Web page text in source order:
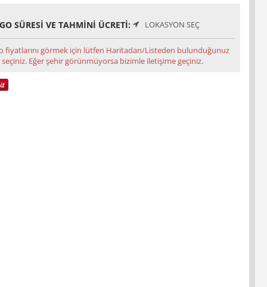
SÜRESI VE TAHMINI ÜCRETI: LOKASYON SEÇ
fiyatlarını görmek için lütfen Haritadan/Listeden bulunduğunuz
Eğer şehir görünmüyorsa bizimle iletişime geçiniz.